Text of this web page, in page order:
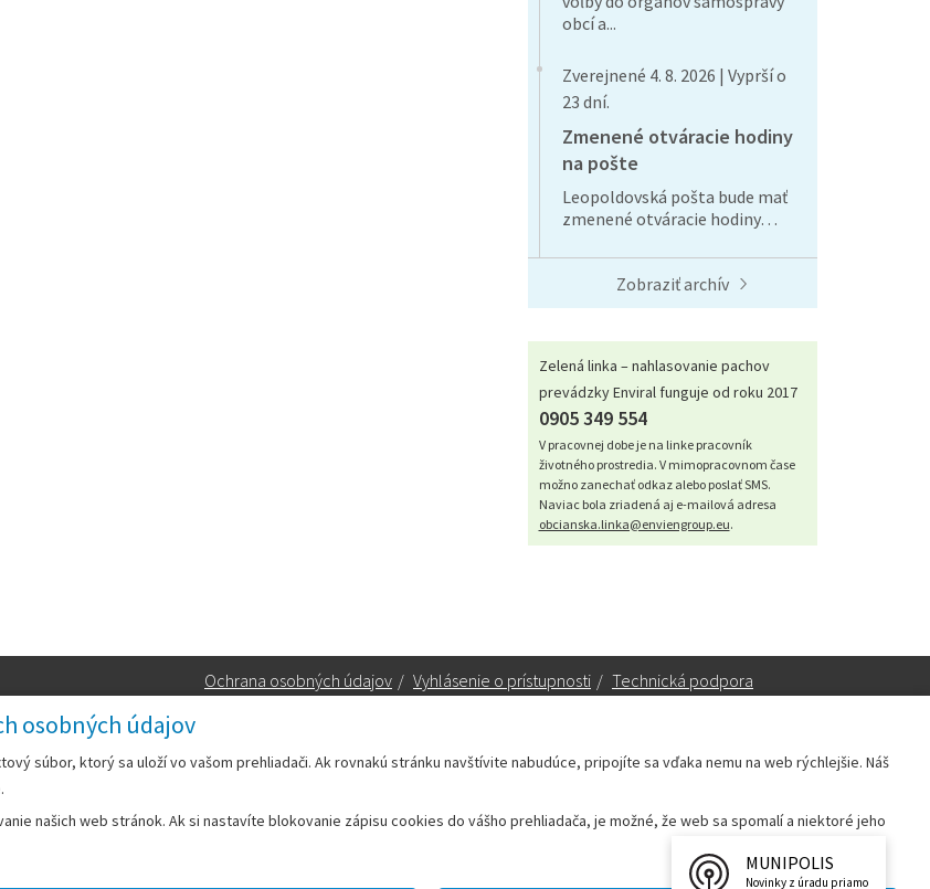
osobných údajov
súbor, ktorý sa uloží vo vašom prehliadači. Ak rovnakú stránku navštívite nabudúce, pripojíte sa vďaka nemu na web rýchlejšie. Náš
našich web stránok. Ak si nastavíte blokovanie zápisu cookies do vášho prehliadača, je možné, že web sa spomalí a niektoré jeho
obcí a...
Zverejnené 4. 8. 2026 | Vyprší o
23 dní.
Zmenené otváracie hodiny
na pošte
Leopoldovská pošta bude mať
zmenené otváracie hodiny…
Zobraziť archív
Zelená linka – nahlasovanie pachov
prevádzky Enviral funguje od roku 2017
0905 349 554
V pracovnej dobe je na linke pracovník
životného prostredia. V mimopracovnom čase
možno zanechať odkaz alebo poslať SMS.
Naviac bola zriadená aj e-mailová adresa
obcianska.linka@enviengroup.eu.
Ochrana osobných údajov / Vyhlásenie o prístupnosti / Technická podpora
Email:mesto@leopoldov.sk
Primátorka:primatorka@leopoldov.sk
webmaster@leopoldov.sk
MUNIPOLIS
Novinky z úradu priamo